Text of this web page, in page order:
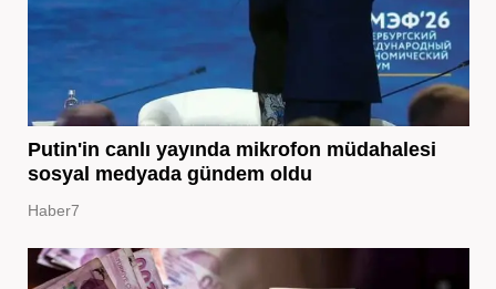
Putin'in canlı yayında mikrofon müdahalesi
sosyal medyada gündem oldu
Haber7